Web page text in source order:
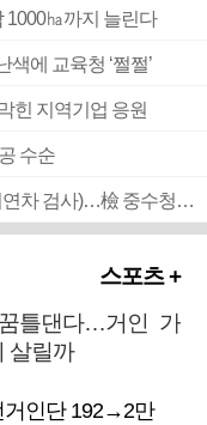
1000㏊까지 늘린다
에 교육청 ‘쩔쩔’
힌 지역기업 응원
수순
■ 검사 신분 버리고 직급하향(10년 이하 저연차 검사)…檢 중수청행 기피
스포츠 +
꿈틀댄다…거인 가
살릴까
거인단 192→2만